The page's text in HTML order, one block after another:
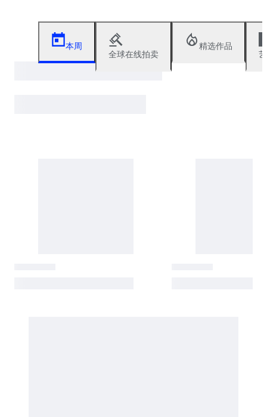
本周
全球在线拍卖
精选作品